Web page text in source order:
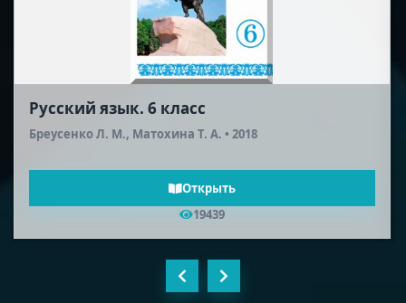
Русская литература (2-я половина XIX
века). 10 класс
Открыть
18582